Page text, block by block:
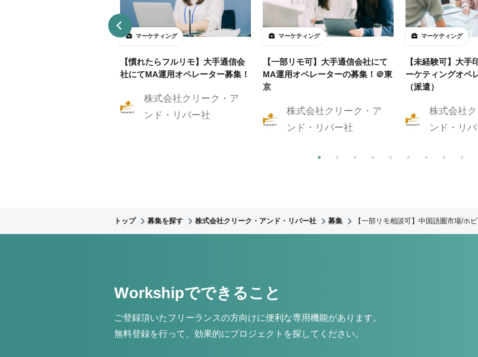
マーケティング
【慣れたらフルリモ】大手通信会
社にてMA運用オペレーター募集！
株式会社クリーク・ア
ンド・リバー社
マーケティング
【一部リモ可】大手通信会社にて
MA運用オペレーターの募集！＠東
京
株式会社クリーク・ア
ンド・リバー社
マーケティング
【未経験可】大手
ーケティングオペ
（派遣）
株式会社
ンド・リ
トップ 募集を探す 株式会社クリーク・アンド・リバー社 募集 【一部リモ相談可】中国語圏市場/ホ
Workshipでできること
ご登録頂いたフリーランスの方向けに便利な専用機能があります。
無料登録を行って、効果的にプロジェクトを探してください。